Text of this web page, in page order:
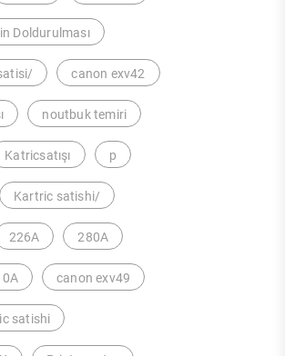
Doldurulması
canon exv42
noutbuk temiri
Katricsatışı p
Kartric satishi/
226A 280A
canon exv49
satishi